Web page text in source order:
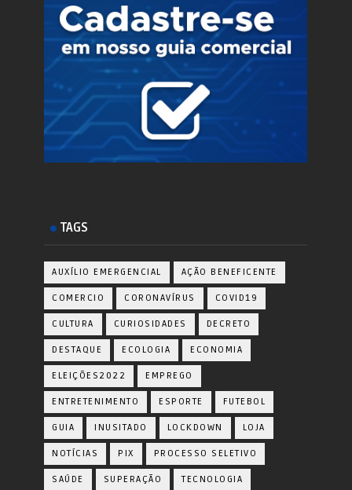
TAGS
AUXÍLIO EMERGENCIAL AÇÃO BENEFICENTE
COMERCIO CORONAVÍRUS COVID19
CULTURA CURIOSIDADES DECRETO
DESTAQUE ECOLOGIA ECONOMIA
ELEIÇÕES2022 EMPREGO
ENTRETENIMENTO ESPORTE FUTEBOL
GUIA INUSITADO LOCKDOWN LOJA
NOTÍCIAS PIX PROCESSO SELETIVO
SAÚDE SUPERAÇÃO TECNOLOGIA